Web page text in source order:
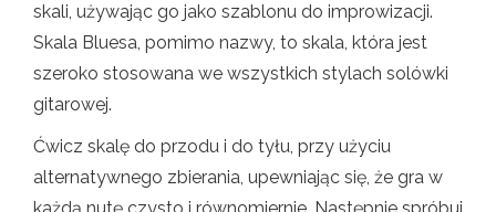
skali, używając go jako szablonu do improwizacji.
Skala Bluesa, pomimo nazwy, to skala, która jest
szeroko stosowana we wszystkich stylach solówki
gitarowej.
Ćwicz skalę do przodu i do tyłu, przy użyciu
alternatywnego zbierania, upewniając się, że gra w
każdą nutę czysto i równomiernie. Następnie spróbuj